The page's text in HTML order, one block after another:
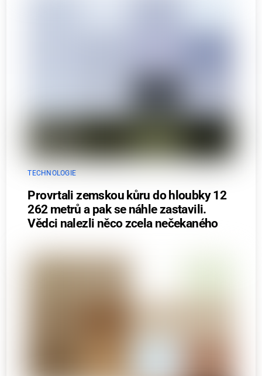
TECHNOLOGIE
Provrtali zemskou kůru do hloubky 12
262 metrů a pak se náhle zastavili.
Vědci nalezli něco zcela nečekaného